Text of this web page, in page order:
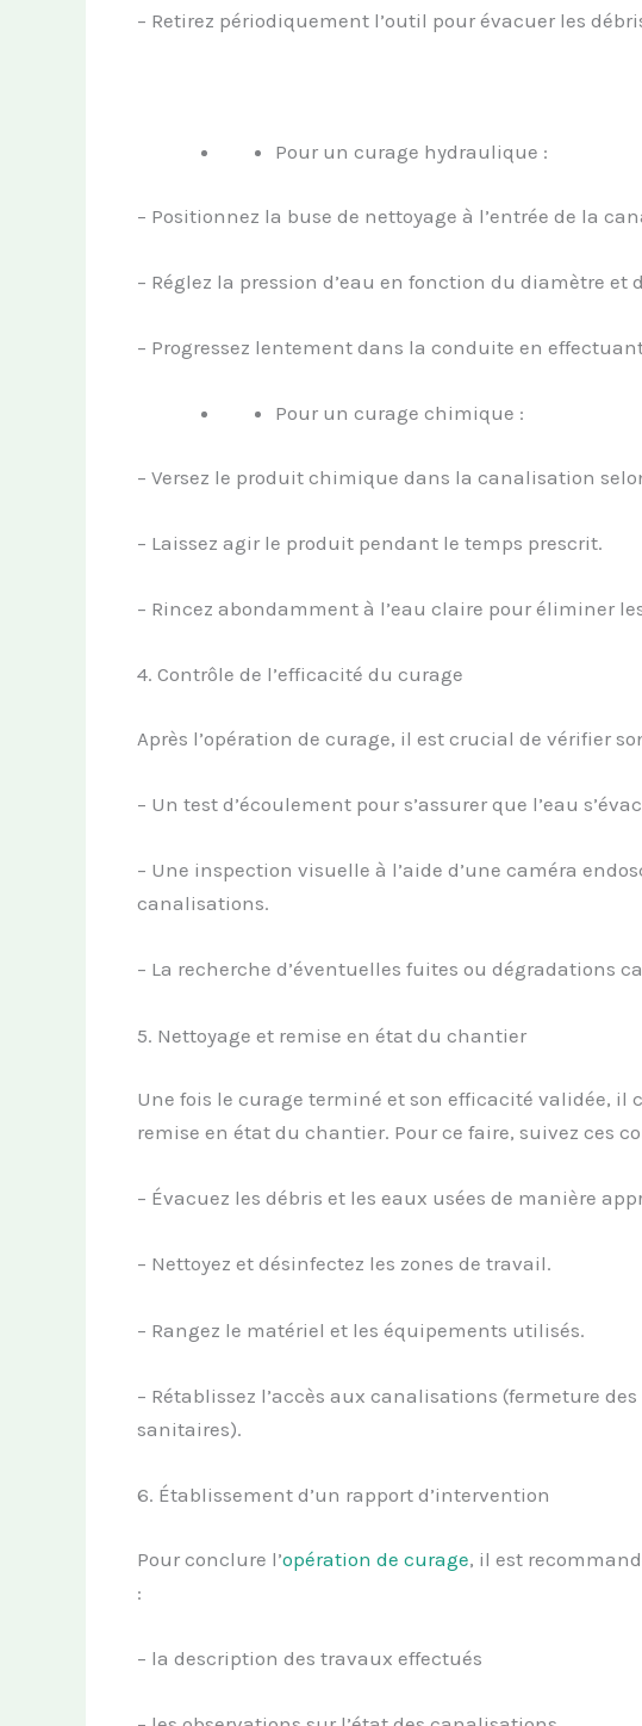
– Retirez périodiquement l’outil pour évacuer les
Pour un curage hydraulique :
– Positionnez la buse de nettoyage à l’entrée de la
– Réglez la pression d’eau en fonction du diamètre et
– Progressez lentement dans la conduite en
Pour un curage chimique :
– Versez le produit chimique dans la canalisation
– Laissez agir le produit pendant le temps prescrit.
– Rincez abondamment à l’eau claire pour éliminer
4. Contrôle de l’efficacité du curage
Après l’opération de curage, il est crucial de vérifier
– Un test d’écoulement pour s’assurer que l’eau
– Une inspection visuelle à l’aide d’une caméra
canalisations.
– La recherche d’éventuelles fuites ou dégradations
5. Nettoyage et remise en état du chantier
Une fois le curage terminé et son efficacité validée, il
remise en état du chantier. Pour ce faire, suivez ces
– Évacuez les débris et les eaux usées de manière
– Nettoyez et désinfectez les zones de travail.
– Rangez le matériel et les équipements utilisés.
– Rétablissez l’accès aux canalisations (fermeture
sanitaires).
6. Établissement d’un rapport d’intervention
Pour conclure l’opération de curage, il est
:
– la description des travaux effectués